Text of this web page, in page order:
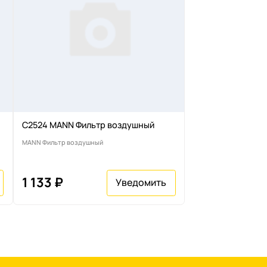
C2524 MANN Фильтр воздушный
MANN Фильтр воздушный
1 133 ₽